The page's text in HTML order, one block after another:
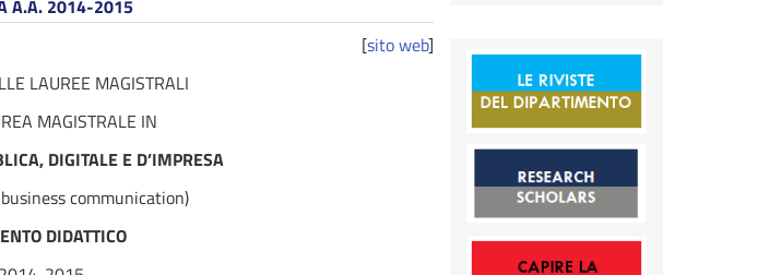
A.A. 2014-2015
[sito web]
LAUREE MAGISTRALI
MAGISTRALE IN
DIGITALE E D’IMPRESA
communication)
DIDATTICO